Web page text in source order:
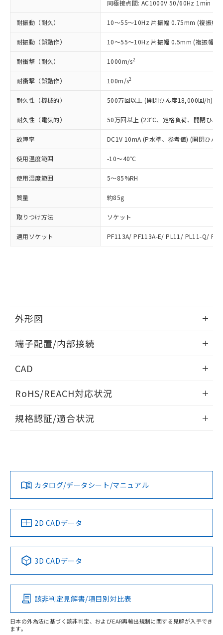
同極接点間: AC1000V 50/60Hz 1min
耐振動（耐久） 10～55～10Hz 片振幅 0.75mm (複振幅
耐振動（誤動作） 10～55～10Hz 片振幅 0.5mm (複振幅
耐衝撃（耐久） 1000m/s2
耐衝撃（誤動作） 100m/s2
耐久性（機械的） 500万回以上 (開閉ひん度18,000回/h)
耐久性（電気的） 50万回以上 (23℃、定格負荷、開閉ひん
故障率 DC1V 10mA (P水準、参考値) (開閉ひん
使用温度範囲 -10～40℃
使用湿度範囲 5～85%RH
質量 約85g
取りつけ方法 ソケット
適用ソケット PF113A/ PF113A-E/ PL11/ PL11-Q/
外形図
外形図
端子配置/内部接続
端子配置/内部接続
CAD
ドすることができます。
ログイン/会員登録
ダウンロードデータをご利用いただく前に、以下を必ずお読
みください。
ソフトウェアの使用条件
RoHS/REACH対応状況
EU RoHS 注意事項・凡例
対応済み
中国 RoHS 注意事項・凡例
Pb Hg Cd Cr(VI)
O
規格認証/適合状況
LR型式承認
（イギリス
船舶規格）
DNV型式承認
（ノルウェー
BV型式承認
（フランス
KR型式
（韓国
No No No No
この製品の規格認証/適合状況ページへ
その他の認証はこちらのページからご検索ください
カタログ/データシート/マニュアル
2D CADデータ
3D CADデータ
該非判定見解書/項目別対比表
日本の外為法に基づく該非判定、およびEAR再輸出規制に関する見解が入手でき
ます。
タに基づき作成されるものであり、閲
準価格とは異なる場合があることをご
了承ください。
正式な納期状況および標準価格はお客
様のお取引先、またはお客様担当のオ
ムロン制御機器販売店・当社販売員に
ご相談ください。
オムロン制御機器販売店や当社販売拠
点は「
販売ネットワーク
」をご確認
在庫状況および標準価格結果を当社の
事前の承諾なく第三者に漏洩または開
示しないようお願いします。
ビス）をご利用いただくには、I-Web
メンバーズにご登録されている必要が
お客様が当ウェブサイト上で当社にご
登録された部品リストについて、当社
および当社の共同利用者が、当社の製
品・サービスに関するお客様との取
引・商談に必要な範囲で利用すること
をご了承ください。
鉛(Pb) 1000ppm以下、 水銀(Hg) 1000ppm以下、 カド
六価クロム(Cr(Ⅵ)) 1000ppm以下、ポリ臭化ビフェニル
類(PBB) 1000ppm以下、ポリ臭化ジフェニルエーテル類
(PBDE) 1000ppm以下、フタル酸ビス(2-エチルヘキシ
ル) (DEHP)(別名：DOP) 1000ppm以下、フタル酸ブチ
ルベンジル（BBP） 1000ppm以下、フタル酸ジブチル
（DBP） 1000ppm以下、フタル酸ジイソブチル
但し、RoHS指令で産業用監視および制御機器に対する
適用除外項目は除く。
フタル酸エステル類の４物質については閾値を超える意
図的な使用がないことを確認しています。
部品在庫の切り替え状況などにより、予定
月が前後することがあります。
※3 非含有証明書ダウンロード
下記の非含有証明書をダウンロードするこ
とができます。
また、RoHS指令のフタル酸エステル類４
物質の対応では、対応完了までの期間は出
欄に対応日を記載しておりました。
既に当社にて対応品への在庫切替を完了
していることから、特段のことがない限
す。
ム) : 100ppm、
Cr(Ⅵ)(六価クロム) : 1000ppm、 PBBs(ポリ臭化ビフェ
ニル類) : 1000ppm、 PBDEs(ポリ臭化ジフェニルエーテ
ル類) : 1000ppm、
イソブチル) : 1000ppm、 BBP(フタル酸ブチルベンジ
DEHP(フタル酸ビス(2-エチルヘキシル)) : 1000ppm
※2 環境保護使用期限
「ｅ」：有害物質（10物質）のすべてが基
準値以下であることを示します。
「10」：通常の使用状況下において有害物
質が外部に漏えいし、環境に深刻な影響を
及ぼさない年数を意味します。
「－」：未確認です。当社販売部門へお問
い合わせください。
または国外への提供する場合は、日本
国政府の輸出許可(または役務取引許
可)を取得するなどの必要な手続きを
当社は規制貨物を破棄する場合は、完
全に破砕するなど、違法に輸出されな
いよう必要な手段を講じます。
当社は貴社製品を、核兵器、ミサイ
ル、化学兵器、生物兵器またはその他
武器並びにこれらの製造装置等に一切
使用いたしません。
当社は、貴社製品を第三者に販売する
場合は、上記1、2および3の内容を当
該第三者に通知します。また当社は、
販売先および販売に係わる関係者が違
法に輸出するおそれがある場合は、取
り引きをいたしません。
キャンセル
○ 一定数以上の在庫あり
△ 一定数には満たないが在庫あり
在庫なし(最新の在庫状況につ
いては、お客様のお取引先、ま
たはお客様担当のオムロン制御
機器販売店・当社販売員にご確
認ください)
空
白
受注生産機種、また在庫状況の